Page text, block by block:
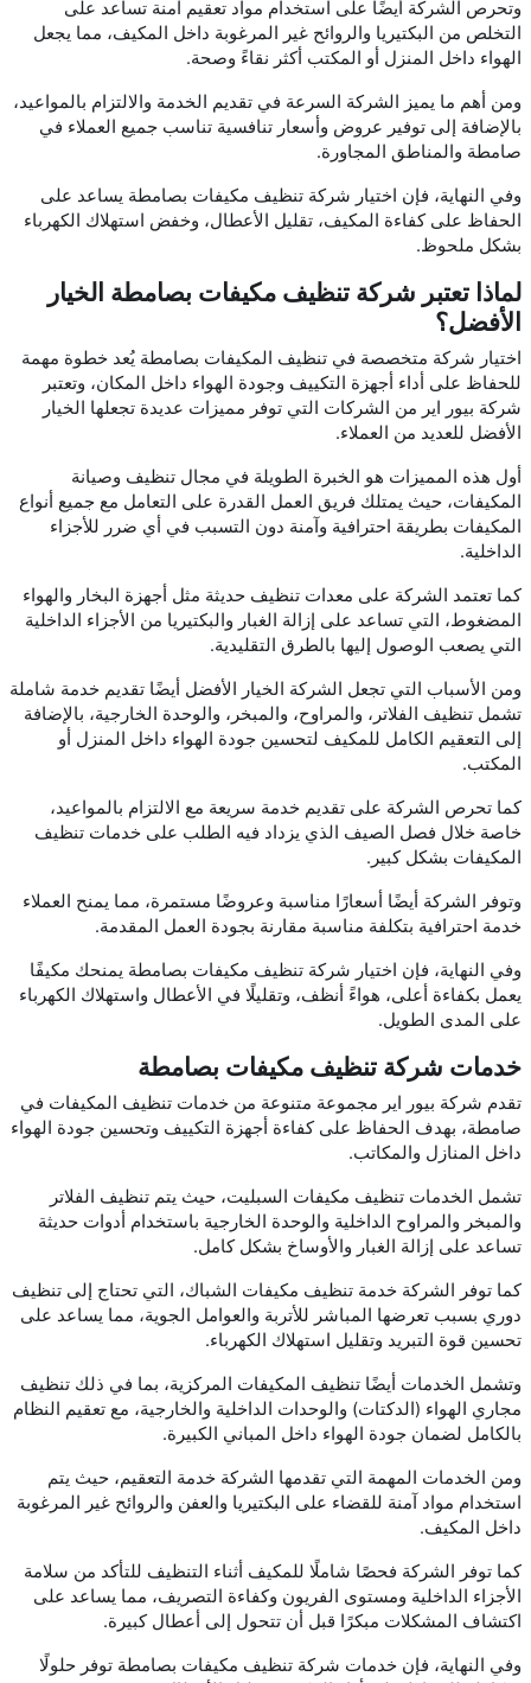
وتحرص الشركة أيضًا على استخدام مواد تعقيم آمنة تساعد على
التخلص من البكتيريا والروائح غير المرغوبة داخل المكيف، مما يجعل
الهواء داخل المنزل أو المكتب أكثر نقاءً وصحة.
ومن أهم ما يميز الشركة السرعة في تقديم الخدمة والالتزام بالمواعيد،
بالإضافة إلى توفير عروض وأسعار تنافسية تناسب جميع العملاء في
صامطة والمناطق المجاورة.
وفي النهاية، فإن اختيار شركة تنظيف مكيفات بصامطة يساعد على
الحفاظ على كفاءة المكيف، تقليل الأعطال، وخفض استهلاك الكهرباء
بشكل ملحوظ.
لماذا تعتبر شركة تنظيف مكيفات بصامطة الخيار
الأفضل؟
اختيار شركة متخصصة في تنظيف المكيفات بصامطة يُعد خطوة مهمة
للحفاظ على أداء أجهزة التكييف وجودة الهواء داخل المكان، وتعتبر
شركة بيور اير من الشركات التي توفر مميزات عديدة تجعلها الخيار
الأفضل للعديد من العملاء.
أول هذه المميزات هو الخبرة الطويلة في مجال تنظيف وصيانة
المكيفات، حيث يمتلك فريق العمل القدرة على التعامل مع جميع أنواع
المكيفات بطريقة احترافية وآمنة دون التسبب في أي ضرر للأجزاء
الداخلية.
كما تعتمد الشركة على معدات تنظيف حديثة مثل أجهزة البخار والهواء
المضغوط، التي تساعد على إزالة الغبار والبكتيريا من الأجزاء الداخلية
التي يصعب الوصول إليها بالطرق التقليدية.
ومن الأسباب التي تجعل الشركة الخيار الأفضل أيضًا تقديم خدمة شاملة
تشمل تنظيف الفلاتر، والمراوح، والمبخر، والوحدة الخارجية، بالإضافة
إلى التعقيم الكامل للمكيف لتحسين جودة الهواء داخل المنزل أو
المكتب.
كما تحرص الشركة على تقديم خدمة سريعة مع الالتزام بالمواعيد،
خاصة خلال فصل الصيف الذي يزداد فيه الطلب على خدمات تنظيف
المكيفات بشكل كبير.
وتوفر الشركة أيضًا أسعارًا مناسبة وعروضًا مستمرة، مما يمنح العملاء
خدمة احترافية بتكلفة مناسبة مقارنة بجودة العمل المقدمة.
وفي النهاية، فإن اختيار شركة تنظيف مكيفات بصامطة يمنحك مكيفًا
يعمل بكفاءة أعلى، هواءً أنظف، وتقليلًا في الأعطال واستهلاك الكهرباء
على المدى الطويل.
خدمات شركة تنظيف مكيفات بصامطة
تقدم شركة بيور اير مجموعة متنوعة من خدمات تنظيف المكيفات في
صامطة، بهدف الحفاظ على كفاءة أجهزة التكييف وتحسين جودة الهواء
داخل المنازل والمكاتب.
تشمل الخدمات تنظيف مكيفات السبليت، حيث يتم تنظيف الفلاتر
والمبخر والمراوح الداخلية والوحدة الخارجية باستخدام أدوات حديثة
تساعد على إزالة الغبار والأوساخ بشكل كامل.
كما توفر الشركة خدمة تنظيف مكيفات الشباك، التي تحتاج إلى تنظيف
دوري بسبب تعرضها المباشر للأتربة والعوامل الجوية، مما يساعد على
تحسين قوة التبريد وتقليل استهلاك الكهرباء.
وتشمل الخدمات أيضًا تنظيف المكيفات المركزية، بما في ذلك تنظيف
مجاري الهواء (الدكتات) والوحدات الداخلية والخارجية، مع تعقيم النظام
بالكامل لضمان جودة الهواء داخل المباني الكبيرة.
ومن الخدمات المهمة التي تقدمها الشركة خدمة التعقيم، حيث يتم
استخدام مواد آمنة للقضاء على البكتيريا والعفن والروائح غير المرغوبة
داخل المكيف.
كما توفر الشركة فحصًا شاملًا للمكيف أثناء التنظيف للتأكد من سلامة
الأجزاء الداخلية ومستوى الفريون وكفاءة التصريف، مما يساعد على
اكتشاف المشكلات مبكرًا قبل أن تتحول إلى أعطال كبيرة.
وفي النهاية، فإن خدمات شركة تنظيف مكيفات بصامطة توفر حلولًا